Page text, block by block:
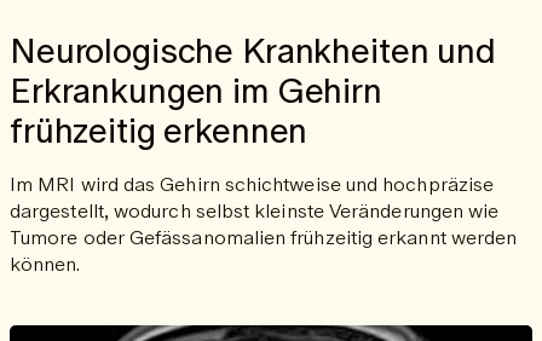
Neurologische Krankheiten und
Erkrankungen im Gehirn
frühzeitig erkennen
Im MRI wird das Gehirn schichtweise und hochpräzise
dargestellt, wodurch selbst kleinste Veränderungen wie
Tumore oder Gefässanomalien frühzeitig erkannt werden
können.